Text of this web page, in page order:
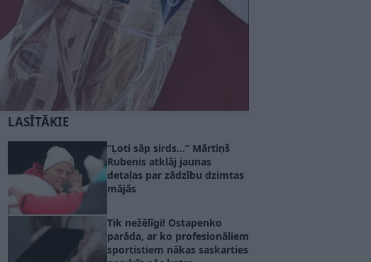
LASĪTĀKIE
“Ļoti sāp sirds…” Mārtiņš
Rubenis atklāj jaunas
detaļas par zādzību dzimtas
mājās
Tik nežēlīgi! Ostapenko
parāda, ar ko profesionāliem
sportistiem nākas saskarties